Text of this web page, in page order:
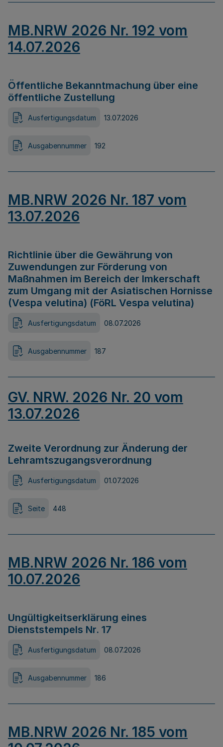
MB.NRW 2026 Nr. 192 vom
14.07.2026
Öffentliche Bekanntmachung über eine
öffentliche Zustellung
Ausfertigungsdatum 13.07.2026
Ausgabennummer 192
MB.NRW 2026 Nr. 187 vom
13.07.2026
Richtlinie über die Gewährung von
Zuwendungen zur Förderung von
Maßnahmen im Bereich der Imkerschaft
zum Umgang mit der Asiatischen Hornisse
(Vespa velutina) (FöRL Vespa velutina)
Ausfertigungsdatum 08.07.2026
Ausgabennummer 187
GV. NRW. 2026 Nr. 20 vom
13.07.2026
Zweite Verordnung zur Änderung der
Lehramtszugangsverordnung
Ausfertigungsdatum 01.07.2026
Seite 448
MB.NRW 2026 Nr. 186 vom
10.07.2026
Ungültigkeitserklärung eines
Dienststempels Nr. 17
Ausfertigungsdatum 08.07.2026
Ausgabennummer 186
MB.NRW 2026 Nr. 185 vom